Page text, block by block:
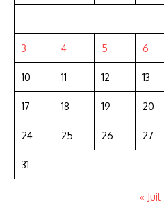
3 4 5 6
10 11 12 13
17 18 19 20
24 25 26 27
31
« Juil